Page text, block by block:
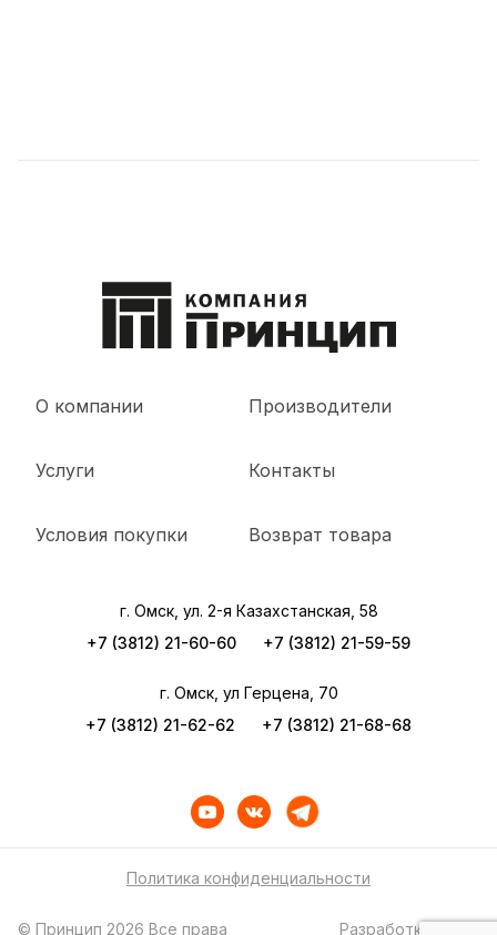
О компании
Услуги
Условия покупки
Производители
Контакты
Возврат товара
г. Омск, ул. 2-я Казахстанская, 58
+7 (3812) 21-60-60
+7 (3812) 21-59-59
г. Омск, ул Герцена, 70
+7 (3812) 21-62-62
+7 (3812) 21-68-68
Политика конфиденциальности
© Принцип 2026 Все права Разработка сайта